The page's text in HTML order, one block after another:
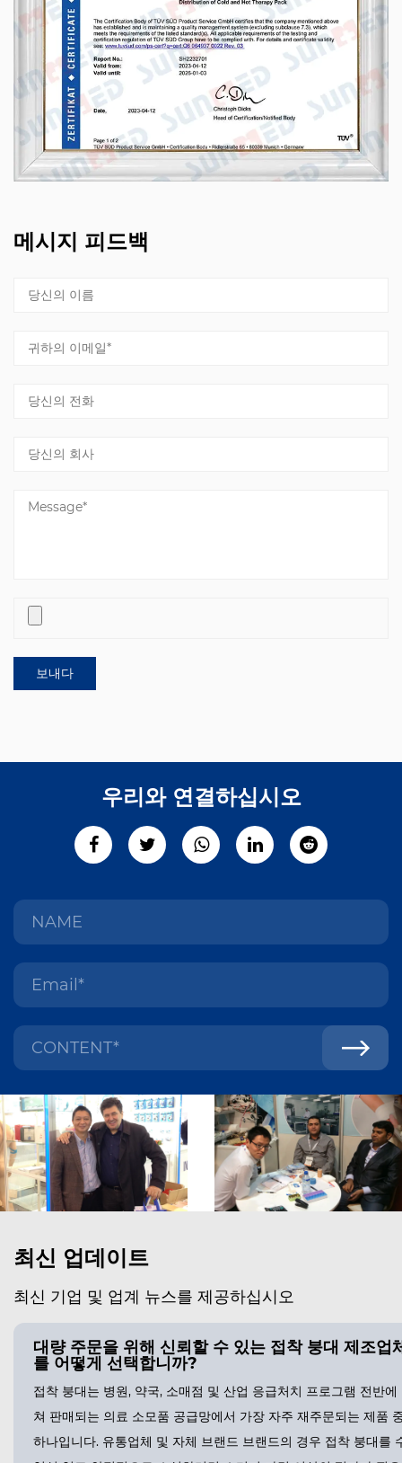
메시지 피드백
우리와 연결하십시오
최신 업데이트
최신 기업 및 업계 뉴스를 제공하십시오
대량 주문을 위해 신뢰할 수 있는 접착 붕대 제조업
를 어떻게 선택합니까?
접착 붕대는 병원, 약국, 소매점 및 산업 응급처치 프로그램 전반에
쳐 판매되는 의료 소모품 공급망에서 가장 자주 재주문되는 제품
하나입니다. 유통업체 및 자체 브랜드 브랜드의 경우 접착 붕대를